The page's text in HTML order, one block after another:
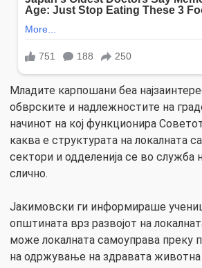
Младите карпошани беа
обврските и надлежностите на
начинот на кој функционира
каква е структурата на локалната
сектори и одделенија се во служба
слично.
Јакимовски ги информираше
општината врз развојот на
може локалната самоуправа преку
на одржување на здравата